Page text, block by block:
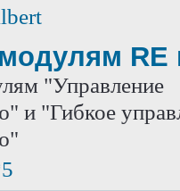
RE
"Управление
и "Гибкое